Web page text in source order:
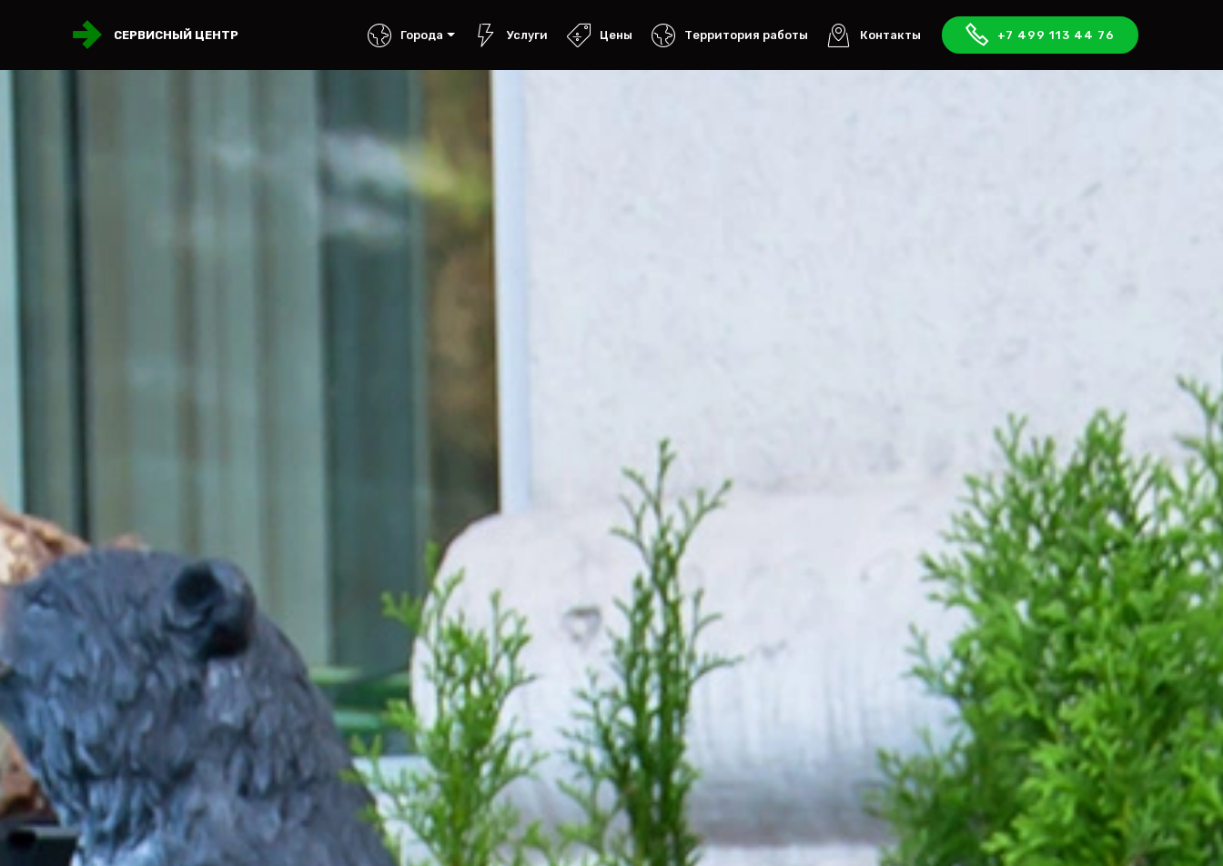
СЕРВИСНЫЙ ЦЕНТР Города Услуги Цены Территория работы Контакты +7 499 113 44 76